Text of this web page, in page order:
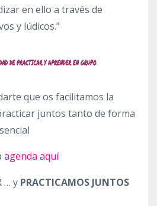
en ello a través de
y lúdicos.”
que os facilitamos la
juntos tanto de forma
agenda aquí
… y PRACTICAMOS JUNTOS